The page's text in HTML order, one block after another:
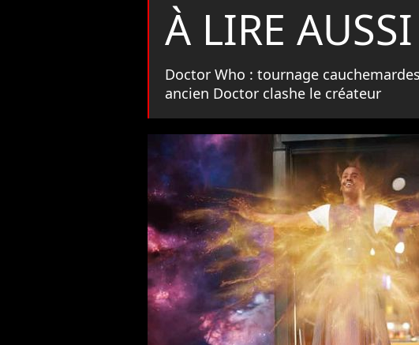
À LIRE AUSSI
Doctor Who : tournage
ancien Doctor clashe le créateur